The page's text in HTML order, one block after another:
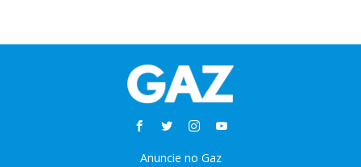
Anuncie no Gaz